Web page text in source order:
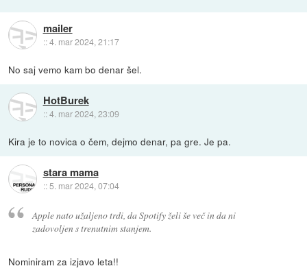
mailer
::4. mar 2024, 21:17
No saj vemo kam bo denar šel.
HotBurek
::4. mar 2024, 23:09
Kira je to novica o čem, dejmo denar, pa gre. Je pa.
stara mama
::5. mar 2024, 07:04
Apple nato užaljeno trdi, da Spotify želi še več in da ni
zadovoljen s trenutnim stanjem.
Nominiram za izjavo leta!!